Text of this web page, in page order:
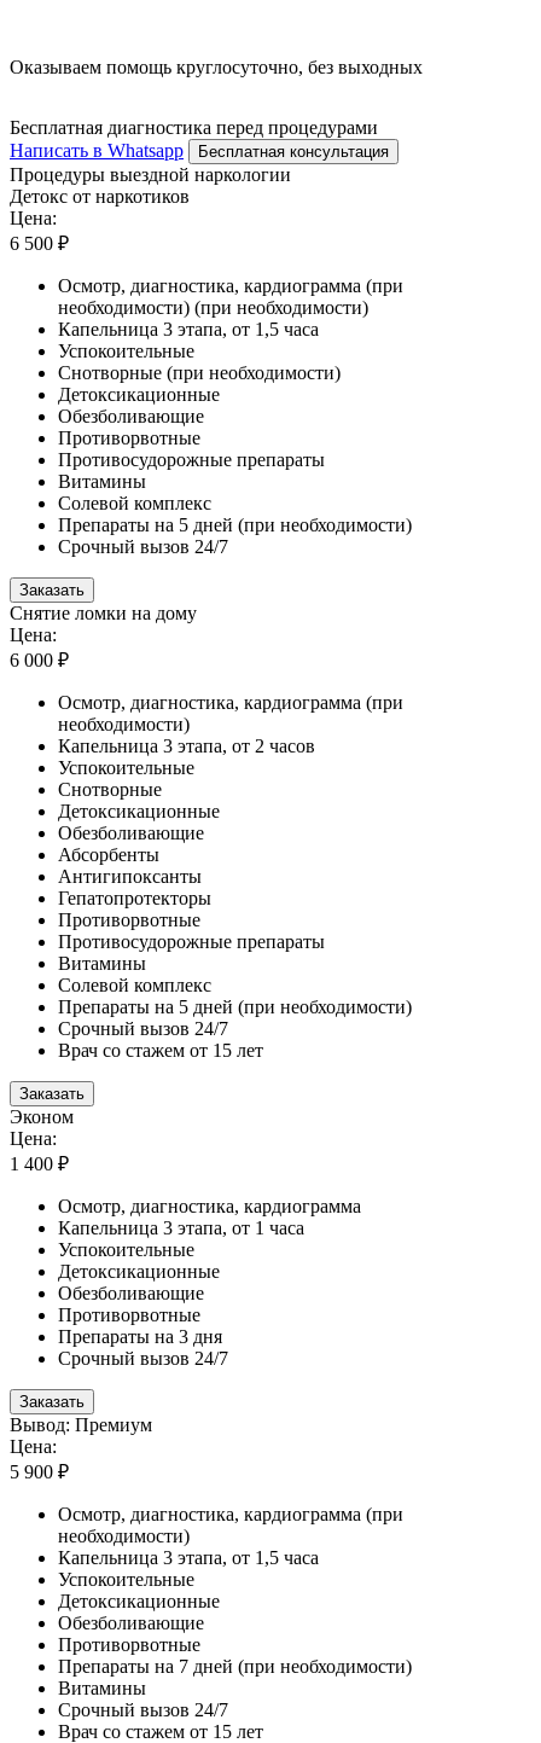
Оказываем помощь круглосуточно, без выходных
Бесплатная диагностика перед процедурами
Написать в Whatsapp
Бесплатная консультация
Процедуры выездной наркологии
Детокс от наркотиков
Цена:
6 500 ₽
Осмотр, диагностика, кардиограмма (при
необходимости) (при необходимости)
Капельница 3 этапа, от 1,5 часа
Успокоительные
Снотворные (при необходимости)
Детоксикационные
Обезболивающие
Противорвотные
Противосудорожные препараты
Витамины
Солевой комплекс
Препараты на 5 дней (при необходимости)
Срочный вызов 24/7
Заказать
Снятие ломки на дому
Цена:
6 000 ₽
Осмотр, диагностика, кардиограмма (при
необходимости)
Капельница 3 этапа, от 2 часов
Успокоительные
Снотворные
Детоксикационные
Обезболивающие
Абсорбенты
Антигипоксанты
Гепатопротекторы
Противорвотные
Противосудорожные препараты
Витамины
Солевой комплекс
Препараты на 5 дней (при необходимости)
Срочный вызов 24/7
Врач со стажем от 15 лет
Заказать
Эконом
Цена:
1 400 ₽
Осмотр, диагностика, кардиограмма
Капельница 3 этапа, от 1 часа
Успокоительные
Детоксикационные
Обезболивающие
Противорвотные
Препараты на 3 дня
Срочный вызов 24/7
Заказать
Вывод: Премиум
Цена:
5 900 ₽
Осмотр, диагностика, кардиограмма (при
необходимости)
Капельница 3 этапа, от 1,5 часа
Успокоительные
Детоксикационные
Обезболивающие
Противорвотные
Препараты на 7 дней (при необходимости)
Витамины
Срочный вызов 24/7
Врач со стажем от 15 лет